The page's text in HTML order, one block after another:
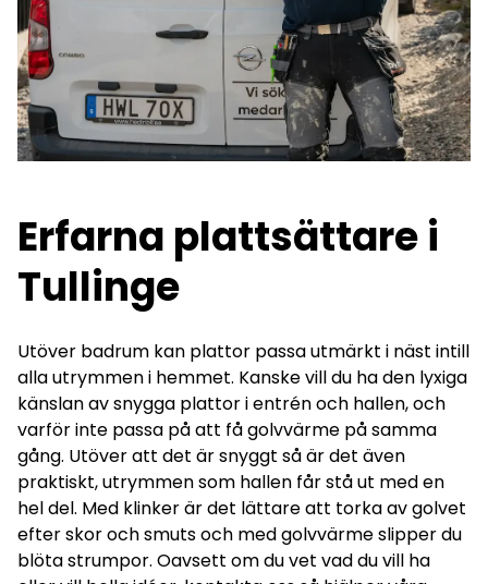
Erfarna plattsättare i
Tullinge
Utöver badrum kan plattor passa utmärkt i näst intill
alla utrymmen i hemmet. Kanske vill du ha den lyxiga
känslan av snygga plattor i entrén och hallen, och
varför inte passa på att få golvvärme på samma
gång. Utöver att det är snyggt så är det även
praktiskt, utrymmen som hallen får stå ut med en
hel del. Med klinker är det lättare att torka av golvet
efter skor och smuts och med golvvärme slipper du
blöta strumpor. Oavsett om du vet vad du vill ha